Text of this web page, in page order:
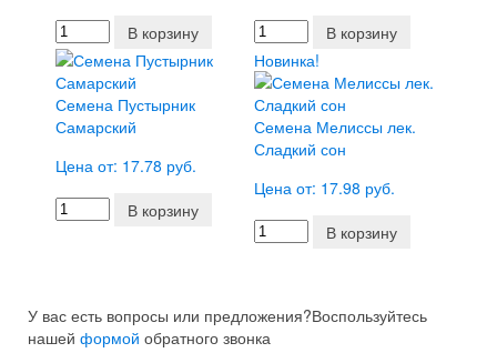
В корзину
В корзину
Семена Пустырник
Самарский
Цена от: 17.78 руб.
В корзину
Новинка!
Семена Мелиссы лек.
Сладкий сон
Цена от: 17.98 руб.
В корзину
У вас есть вопросы или предложения?Воспользуйтесь
нашей формой обратного звонка